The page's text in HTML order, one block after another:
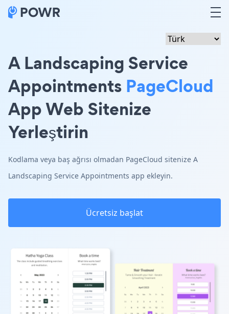
A Landscaping Service
Appointments PageCloud
App Web Sitenize
Yerleştirin
Kodlama veya baş ağrısı olmadan PageCloud sitenize A
Landscaping Service Appointments app ekleyin.
Ücretsiz başlat